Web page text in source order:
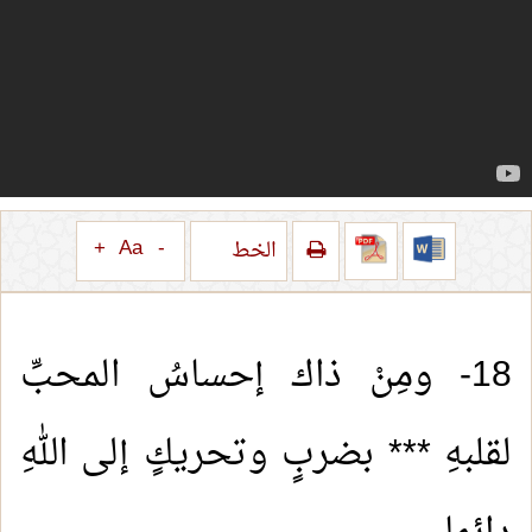
الخط -
Aa
+
18- ومِنْ ذاك إحساسُ المحبِّ
لقلبهِ *** بضربٍ وتحريكٍ إلى اللهِ